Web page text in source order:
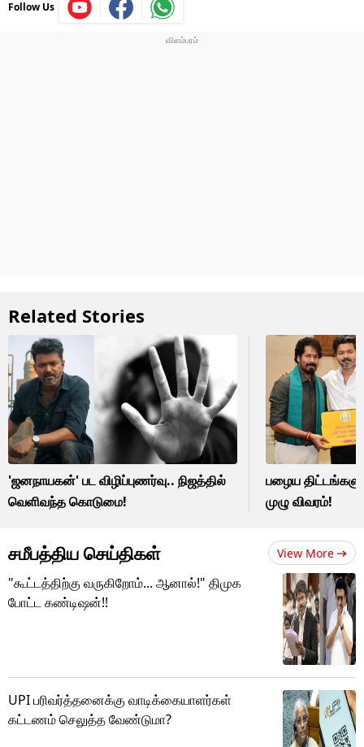
Follow Us
Related Stories
'ஜனநாயகன்' பட விழிப்புணர்வு.. நிஜத்தில்
வெளிவந்த கொடுமை!
பழைய
முழு விவரம்!
சமீபத்திய செய்திகள் View More
"கூட்டத்திற்கு வருகிறோம்... ஆனால்!" திமுக
போட்ட கண்டிஷன்!!
UPI பரிவர்த்தனைக்கு வாடிக்கையாளர்கள்
கட்டணம் செலுத்த வேண்டுமா?